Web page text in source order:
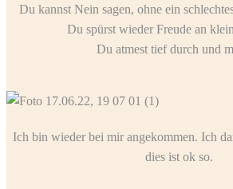
Du kannst Nein sagen, ohne ein
Du spürst wieder Freude an
Du atmest tief durch und
Ich bin wieder bei mir angekommen. Ich
dies ist ok so.